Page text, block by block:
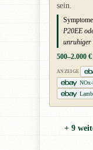
sein.
P20EE
500–2.000 €
ANZEIGE
NOx-
+ 9